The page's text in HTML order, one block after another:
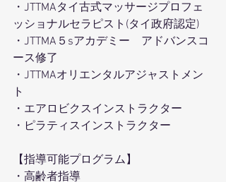
・JTTMAタイ古式マッサージプロフェ
ッショナルセラピスト(タイ政府認定)
・JTTMA５sアカデミー　アドバンスコ
ース修了
・JTTMAオリエンタルアジャストメン
ト
・エアロビクスインストラクター
・ピラティスインストラクター
【指導可能プログラム】
・高齢者指導